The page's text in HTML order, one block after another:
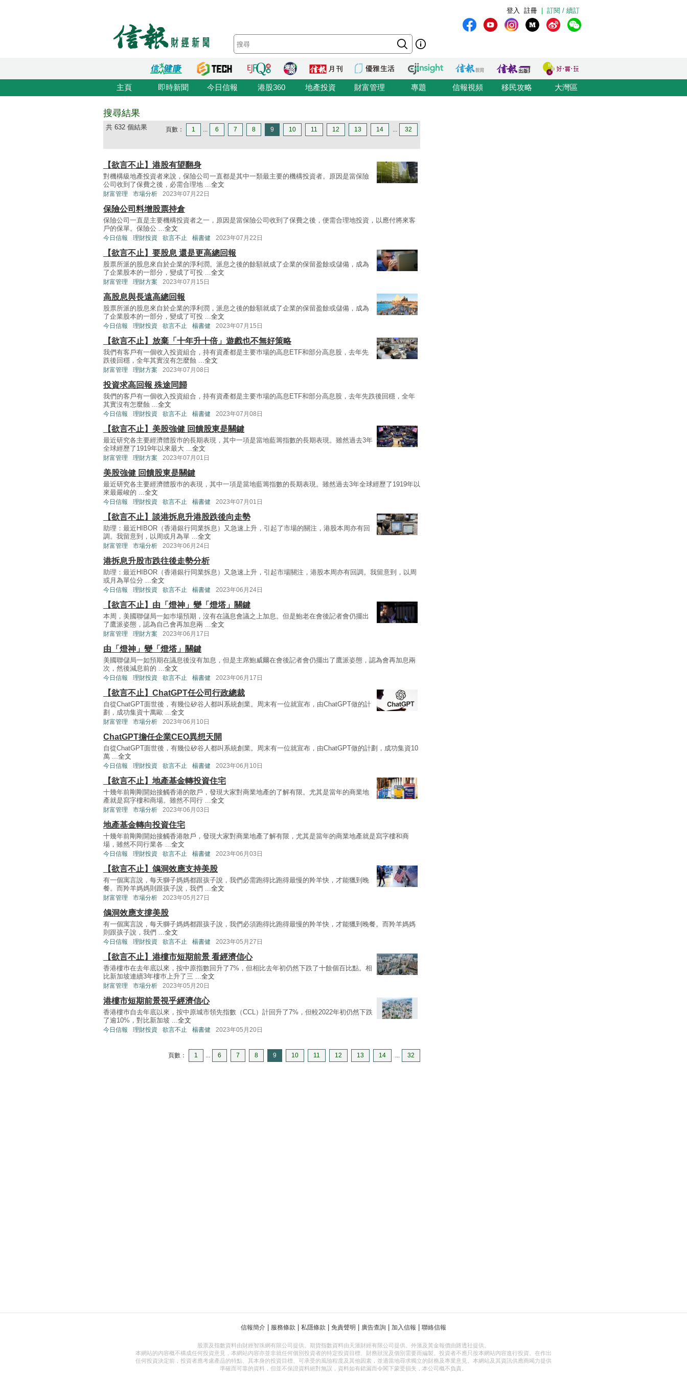
訂閱 / 續訂
註冊
登入
主頁 即時新聞 今日信報 港股360 地產投資 財富管理 專題 信報視頻 移民攻略 大灣區
搜尋結果
共 632 個結果 頁數： 1 ... 6 7 8 9 10 11 12 13 14 ... 32
【欲言不止】港股有望翻身
對機構級地產投資者來說，保險公司一直都是其中一類最主要的機構投資者。原因是當保險
公司收到了保費之後，必需合理地 ...全文
財富管理 市場分析 2023年07月22日
保險公司料增股票持倉
保險公司一直是主要機構投資者之一，原因是當保險公司收到了保費之後，便需合理地投資，以應付將來客
戶的保單。保險公 ...全文
今日信報 理財投資 欲言不止 楊書健 2023年07月22日
【欲言不止】要股息 還是更高總回報
股票所派的股息來自於企業的淨利潤。派息之後的餘額就成了企業的保留盈餘或儲備，成為
了企業股本的一部分，變成了可投 ...全文
財富管理 理財方案 2023年07月15日
高股息與長遠高總回報
股票所派的股息來自於企業的淨利潤，派息之後的餘額就成了企業的保留盈餘或儲備，成為
了企業股本的一部分，變成了可投 ...全文
今日信報 理財投資 欲言不止 楊書健 2023年07月15日
【欲言不止】放棄「十年升十倍」遊戲也不無好策略
我們有客戶有一個收入投資組合，持有資產都是主要巿場的高息ETF和部分高息股，去年先
跌後回穩，全年其實沒有怎麼蝕 ...全文
財富管理 理財方案 2023年07月08日
投資求高回報 殊途同歸
我們的客戶有一個收入投資組合，持有資產都是主要巿場的高息ETF和部分高息股，去年先跌後回穩，全年
其實沒有怎麼蝕 ...全文
今日信報 理財投資 欲言不止 楊書健 2023年07月08日
【欲言不止】美股強健 回饋股東是關鍵
最近研究各主要經濟體股巿的長期表現，其中一項是當地藍籌指數的長期表現。雖然過去3年
全球經歷了1919年以來最大 ...全文
財富管理 理財方案 2023年07月01日
美股強健 回饋股東是關鍵
最近研究各主要經濟體股巿的表現，其中一項是當地藍籌指數的長期表現。雖然過去3年全球經歷了1919年以
來最嚴峻的 ...全文
今日信報 理財投資 欲言不止 楊書健 2023年07月01日
【欲言不止】談港拆息升港股跌後向走勢
助理：最近HIBOR（香港銀行同業拆息）又急速上升，引起了市場的關注，港股本周亦有回
調。我留意到，以周或月為單 ...全文
財富管理 市場分析 2023年06月24日
港拆息升股市跌往後走勢分析
助理：最近HIBOR（香港銀行同業拆息）又急速上升，引起市場關注，港股本周亦有回調。我留意到，以周
或月為單位分 ...全文
今日信報 理財投資 欲言不止 楊書健 2023年06月24日
【欲言不止】由「燈神」變「燈塔」關鍵
本周，美國聯儲局一如巿場預期，沒有在議息會議之上加息。但是鮑老在會後記者會仍擺出
了鷹派姿態，認為自己會再加息兩 ...全文
財富管理 理財方案 2023年06月17日
由「燈神」變「燈塔」關鍵
美國聯儲局一如預期在議息後沒有加息，但是主席鮑威爾在會後記者會仍擺出了鷹派姿態，認為會再加息兩
次，然後減息前的 ...全文
今日信報 理財投資 欲言不止 楊書健 2023年06月17日
【欲言不止】ChatGPT任公司行政總裁
自從ChatGPT面世後，有幾位矽谷人都叫系統創業。周末有一位就宣布，由ChatGPT做的計
劃，成功集資十萬歐 ...全文
財富管理 市場分析 2023年06月10日
ChatGPT擔任企業CEO異想天開
自從ChatGPT面世後，有幾位矽谷人都叫系統創業。周末有一位就宣布，由ChatGPT做的計劃，成功集資10
萬 ...全文
今日信報 理財投資 欲言不止 楊書健 2023年06月10日
【欲言不止】地產基金轉投資住宅
十幾年前剛剛開始接觸香港的散戶，發現大家對商業地產的了解有限。尤其是當年的商業地
產就是寫字樓和商場。雖然不同行 ...全文
財富管理 市場分析 2023年06月03日
地產基金轉向投資住宅
十幾年前剛剛開始接觸香港散戶，發現大家對商業地產了解有限，尤其是當年的商業地產就是寫字樓和商
場，雖然不同行業各 ...全文
今日信報 理財投資 欲言不止 楊書健 2023年06月03日
【欲言不止】鴿洞效應支持美股
有一個寓言說，每天獅子媽媽都跟孩子說，我們必需跑得比跑得最慢的羚羊快，才能獵到晚
餐。而羚羊媽媽則跟孩子說，我們 ...全文
財富管理 市場分析 2023年05月27日
鴿洞效應支撐美股
有一個寓言說，每天獅子媽媽都跟孩子說，我們必須跑得比跑得最慢的羚羊快，才能獵到晚餐。而羚羊媽媽
則跟孩子說，我們 ...全文
今日信報 理財投資 欲言不止 楊書健 2023年05月27日
【欲言不止】港樓市短期前景 看經濟信心
香港樓巿在去年底以來，按中原指數回升了7%，但相比去年初仍然下跌了十餘個百比點。相
比新加坡連續3年樓巿上升了三 ...全文
財富管理 市場分析 2023年05月20日
港樓市短期前景視乎經濟信心
香港樓巿自去年底以來，按中原城市領先指數（CCL）計回升了7%，但較2022年初仍然下跌
了逾10%，對比新加坡 ...全文
今日信報 理財投資 欲言不止 楊書健 2023年05月20日
頁數： 1 ... 6 7 8 9 10 11 12 13 14 ... 32
信報簡介 服務條款 私隱條款 免責聲明 廣告查詢 加入信報 聯絡信報
股票及指數資料由財經智珠網有限公司提供。期貨指數資料由天滙財經有限公司提供。外滙及黃金報價由路透社提供。
本網站的內容概不構成任何投資意見，本網站內容亦並非就任何個別投資者的特定投資目標、財務狀況及個別需要而編製。投資者不應只按本網站內容進行投資。在作出
任何投資決定前，投資者應考慮產品的特點、其本身的投資目標、可承受的風險程度及其他因素，並適當地尋求獨立的財務及專業意見。本網站及其資訊供應商竭力提供
準確而可靠的資料，但並不保證資料絕對無誤，資料如有錯漏而令閣下蒙受損失，本公司概不負責。